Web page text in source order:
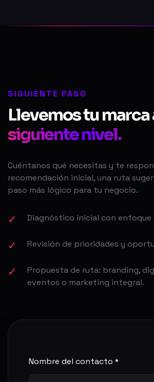
SIGUIENTE PASO
Llevemos tu marca
siguiente nivel.
Cuéntanos qué necesitas y te
recomendación inicial, una ruta
paso más lógico para tu negocio.
✓ Diagnóstico inicial con enfoque
✓ Revisión de prioridades y
✓
Propuesta de ruta: branding,
eventos o marketing integral.
Nombre del contacto *